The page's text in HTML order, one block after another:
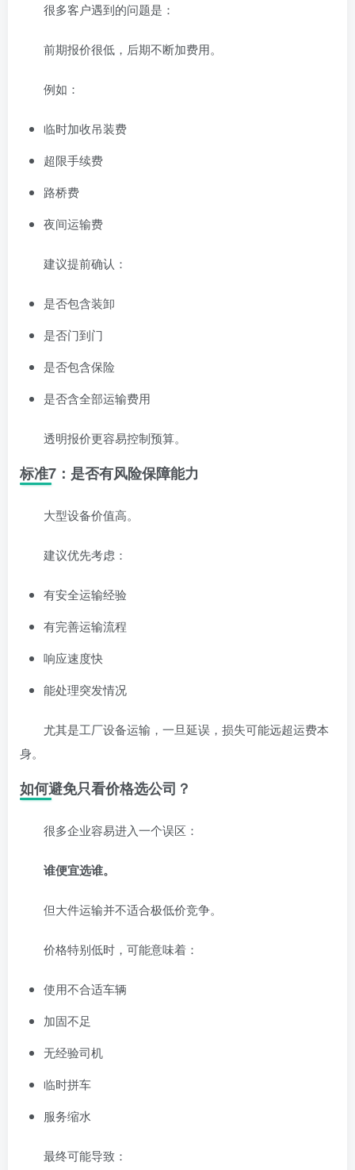
很多客户遇到的问题是：
前期报价很低，后期不断加费用。
例如：
临时加收吊装费
超限手续费
路桥费
夜间运输费
建议提前确认：
是否包含装卸
是否门到门
是否包含保险
是否含全部运输费用
透明报价更容易控制预算。
标准7：是否有风险保障能力
大型设备价值高。
建议优先考虑：
有安全运输经验
有完善运输流程
响应速度快
能处理突发情况
尤其是工厂设备运输，一旦延误，损失可能远超运费本
身。
如何避免只看价格选公司？
很多企业容易进入一个误区：
谁便宜选谁。
但大件运输并不适合极低价竞争。
价格特别低时，可能意味着：
使用不合适车辆
加固不足
无经验司机
临时拼车
服务缩水
最终可能导致：